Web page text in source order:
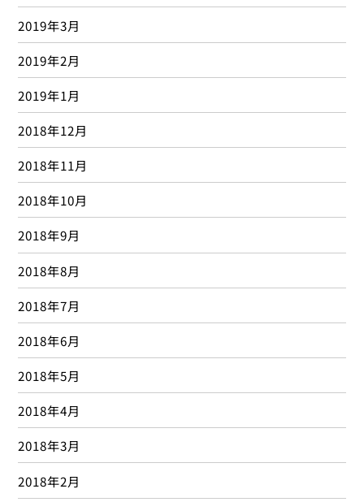
2019年3月
2019年2月
2019年1月
2018年12月
2018年11月
2018年10月
2018年9月
2018年8月
2018年7月
2018年6月
2018年5月
2018年4月
2018年3月
2018年2月